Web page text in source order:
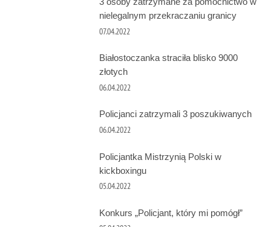
nielegalnym przekraczaniu granicy
07.04.2022
Białostoczanka straciła blisko 9000
złotych
06.04.2022
Policjanci zatrzymali 3 poszukiwanych
06.04.2022
Policjantka Mistrzynią Polski w
kickboxingu
05.04.2022
Konkurs „Policjant, który mi pomógł”